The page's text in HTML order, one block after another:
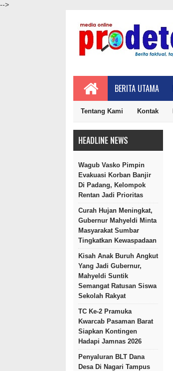
-->
BERITA UTAMA
Tentang Kami Kontak
HEADLINE NEWS
Wagub Vasko Pimpin
Evakuasi Korban Banjir
Di Padang, Kelompok
Rentan Jadi Prioritas
Curah Hujan Meningkat,
Gubernur Mahyeldi Minta
Masyarakat Sumbar
Tingkatkan Kewaspadaan
Kisah Anak Buruh Angkut
Yang Jadi Gubernur,
Mahyeldi Suntik
Semangat Ratusan Siswa
Sekolah Rakyat
TC Ke-2 Pramuka
Kwarcab Pasaman Barat
Siapkan Kontingen
Hadapi Jamnas 2026
Penyaluran BLT Dana
Desa Di Nagari Tampus